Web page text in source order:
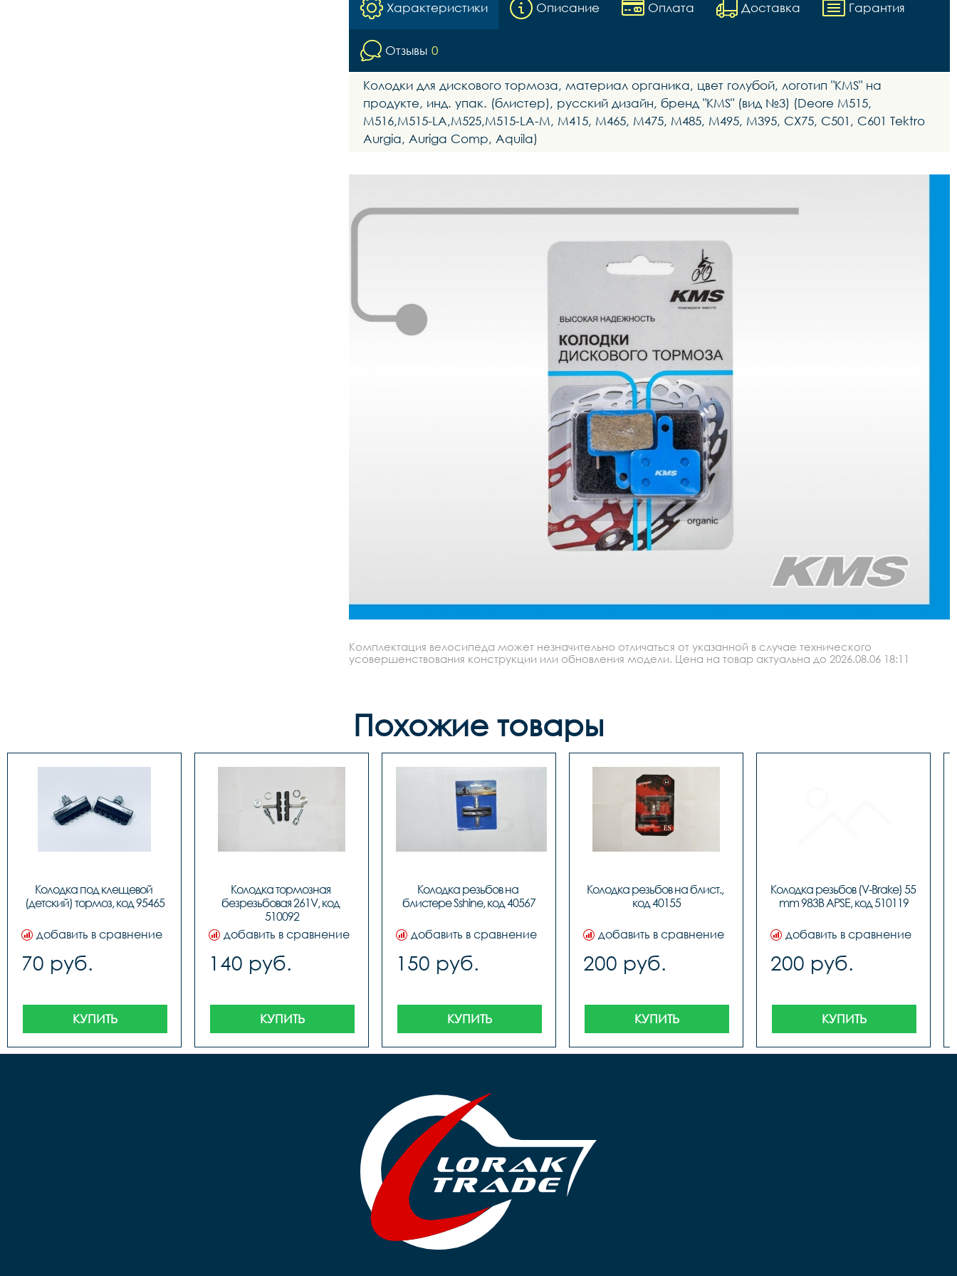
Характеристики Описание Оплата Доставка Гарантия
Отзывы 0
Колодки для дискового тормоза, материал органика, цвет голубой, логотип "KMS" на
продукте, инд. упак. (блистер), русский дизайн, бренд "KMS" (вид №3) (Deore M515,
M516,M515-LA,M525,M515-LA-M, M415, M465, M475, M485, M495, M395, CX75, C501, C601 Tektro
Aurgia, Auriga Comp, Aquila)
Комплектация велосипеда может незначительно отличаться от указанной в случае технического
усовершенствования конструкции или обновления модели. Цена на товар актуальна до 2026.08.06 18:11
Похожие товары
Колодка под клещевой
(детский) тормоз, код 95465
добавить в сравнение
70 руб.
КУПИТЬ
Колодка тормозная
безрезьбовая 261V, код
510092
добавить в сравнение
140 руб.
КУПИТЬ
Колодка резьбов на
блистере Sshine, код 40567
добавить в сравнение
150 руб.
КУПИТЬ
Колодка резьбов на блист.,
код 40155
добавить в сравнение
200 руб.
КУПИТЬ
Колодка резьбов (V-Brake) 55
mm 983B APSE, код 510119
добавить в сравнение
200 руб.
КУПИТЬ